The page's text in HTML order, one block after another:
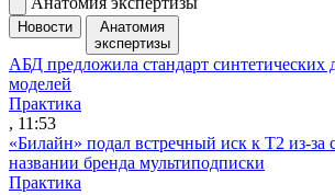
Новости
Анатомия
экспертизы
АБД предложила стандарт
моделей
Практика
, 11:53
«Билайн» подал встречный иск к Т2 из-за
названии бренда мультиподписки
Практика